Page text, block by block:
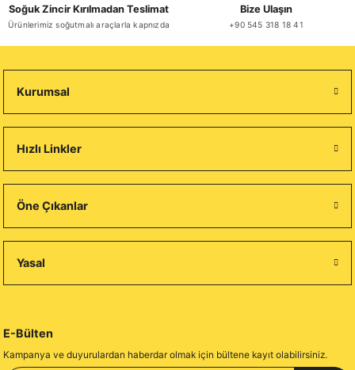
Sepete Ekle
₺ 151,65
Soğuk Zincir Kırılmadan Teslimat
Ürünlerimiz soğutmalı araçlarla kapnızda
Bize Ulaşın
+90 545 318 18 41
Kurumsal
Hızlı Linkler
Öne Çıkanlar
Yasal
E-Bülten
Kampanya ve duyurulardan haberdar olmak için bültene kayıt olabilirsiniz.